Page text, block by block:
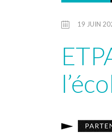
19 JUIN